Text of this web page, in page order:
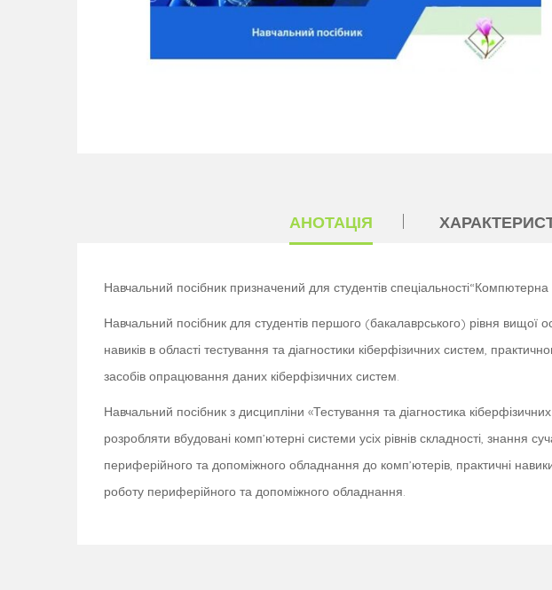
АНОТАЦІЯ
Навчальний посібник призначений для студентів спеціальності“Компютерна
Навчальний посібник для студентів першого (бакалаврського) рівня вищої
навиків в області тестування та діагностики кіберфізичних систем,
засобів опрацювання даних кіберфізичних систем.
Навчальний посібник з дисципліни «Тестування та діагностика
розробляти вбудовані комп’ютерні системи усіх рівнів складності, знання
периферійного та допоміжного обладнання до комп’ютерів, практичні
роботу периферійного та допоміжного обладнання.